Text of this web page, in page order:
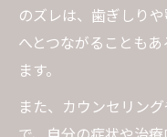
のズレは、歯ぎしり
へとつながることも
ます。
また、カウンセリン